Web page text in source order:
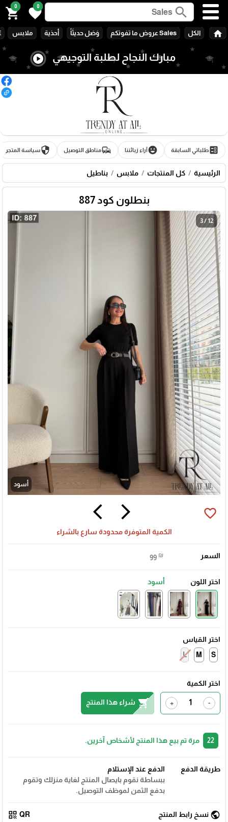
search
0
favorite
0
shopping_cart
home الكل Sales عروض ما تفوتكم وَصَل حديثَاً أحذية ملابس
مبارك النجاح لطلبة التوجيهي play_circle
ballotطلباتي السابقة emoji_emotionsآراء زبائننا commuteمناطق التوصيل securityسياسة المتجر
الرئيسية كل المنتجات ملابس بناطيل
بنطلون كود 887
3 / 12
أسود
arrow_forward_ios
arrow_back_ios favorite_border
الكمية المتوفرة محدودة سارع بالشراء
السعر 99 ₪
اختر اللون أسود
اختر القياس
S
M
L
اختر الكمية
-
+
shopping_cart شراء هذا المنتج
مرة تم بيع هذا المنتج لأشخاص آخرين.
طريقة الدفع
الدفع عند الإستلام
ببساطة نقوم بايصال المنتج لغاية منزلك وتقوم
بدفع الثمن لموظف التوصيل.
public نسخ رابط المنتج QR
qr_code